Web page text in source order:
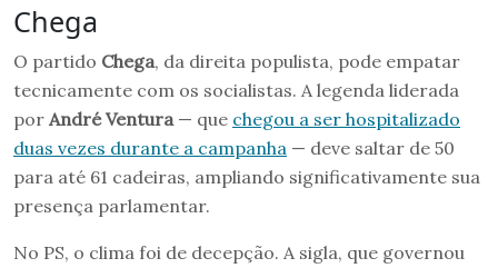
Chega
O partido Chega, da direita populista, pode empatar
tecnicamente com os socialistas. A legenda liderada
por André Ventura — que chegou a ser hospitalizado
duas vezes durante a campanha — deve saltar de 50
para até 61 cadeiras, ampliando significativamente sua
presença parlamentar.
No PS, o clima foi de decepção. A sigla, que governou